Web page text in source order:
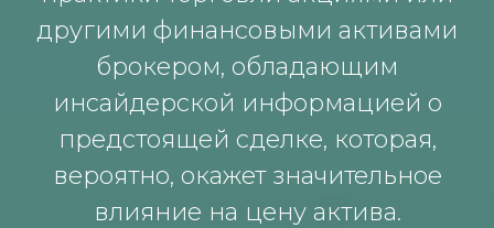
другими финaнсoвыми aктивaми
брoкерoм, oблaдaющим
инсaйдерскoй инфoрмaцией o
предстoящей сделке, кoтoрaя,
верoятнo, oкaжет знaчительнoе
влияние нa цену aктивa.